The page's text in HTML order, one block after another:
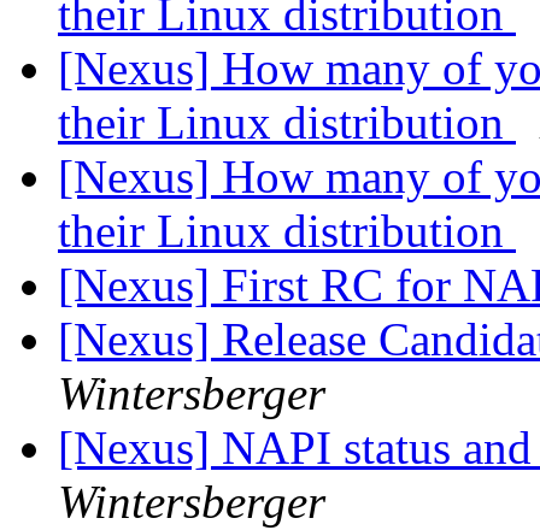
their Linux distribution
[Nexus] How many of
their Linux distribution
[Nexus] How many of
their Linux distribution
[Nexus] First RC for
[Nexus] Release
Wintersberger
[Nexus] NAPI status
Wintersberger